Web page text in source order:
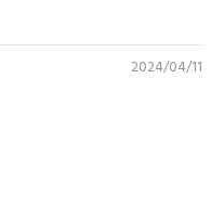
2024/04/11